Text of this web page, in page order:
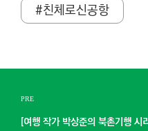
#친체로신공항
PRE
[여행 작가 박상준의 북촌기행